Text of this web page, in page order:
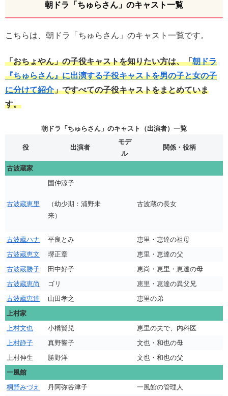
朝ドラ「ちゅらさん」のキャスト一覧
こちらは、朝ドラ「ちゅらさん」のキャスト一覧です。
「おちょやん」の子役キャストを知りたい方は、「朝ドラ
『ちゅらさん』に出演する子役キャストを男の子と女の子
に分けて紹介」ですべての子役キャストをまとめていま
す。
朝ドラ「ちゅらさん」のキャスト（出演者）一覧
役 出演者
モデ
ル
関係・役柄
古波蔵家
古波蔵恵里
国仲涼子
（幼少期：浦野未
来）
古波蔵の長女
古波蔵ハナ 平良とみ
恵里・恵達の祖母
古波蔵恵文
堺正章
恵里・恵達の父
古波蔵勝子
田中好子
恵尚・恵里・恵達の母
古波蔵恵尚
ゴリ
恵里・恵達の異父兄
古波蔵恵達
山田孝之
恵里の弟
上村家
上村文也
小橋賢児
恵里の夫で、内科医
上村静子
真野響子
文也・和也の母
上村伸生
勝野洋
文也・和也の父
一風館
桐野みづえ
丹阿弥谷津子
一風館の管理人